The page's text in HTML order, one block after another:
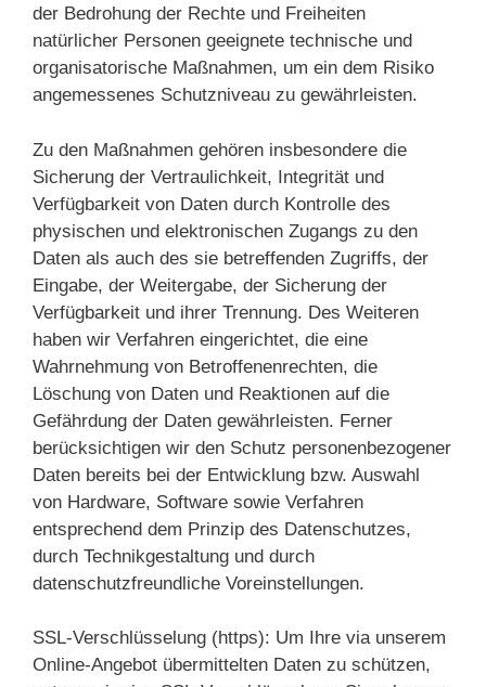
der Bedrohung der Rechte und Freiheiten
natürlicher Personen geeignete technische und
organisatorische Maßnahmen, um ein dem Risiko
angemessenes Schutzniveau zu gewährleisten.
Zu den Maßnahmen gehören insbesondere die
Sicherung der Vertraulichkeit, Integrität und
Verfügbarkeit von Daten durch Kontrolle des
physischen und elektronischen Zugangs zu den
Daten als auch des sie betreffenden Zugriffs, der
Eingabe, der Weitergabe, der Sicherung der
Verfügbarkeit und ihrer Trennung. Des Weiteren
haben wir Verfahren eingerichtet, die eine
Wahrnehmung von Betroffenenrechten, die
Löschung von Daten und Reaktionen auf die
Gefährdung der Daten gewährleisten. Ferner
berücksichtigen wir den Schutz personenbezogener
Daten bereits bei der Entwicklung bzw. Auswahl
von Hardware, Software sowie Verfahren
entsprechend dem Prinzip des Datenschutzes,
durch Technikgestaltung und durch
datenschutzfreundliche Voreinstellungen.
SSL-Verschlüsselung (https): Um Ihre via unserem
Online-Angebot übermittelten Daten zu schützen,